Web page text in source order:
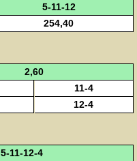
5-11-12
254,40
2,60
11-4
12-4
5-11-12-4